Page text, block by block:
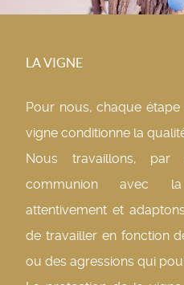
LA VIGNE
Pour nous, chaque
vigne conditionne la
Nous travaillons, par
communion avec la
attentivement et
de travailler en fonction
ou des agressions qui